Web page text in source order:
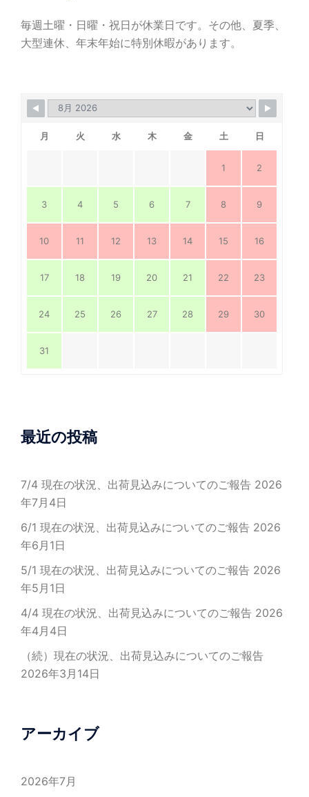
毎週土曜・日曜・祝日が休業日です。その他、夏季、
大型連休、年末年始に特別休暇があります。
月 火 水 木 金 土 日
1 2
3 4 5 6 7 8 9
10 11 12 13 14 15 16
17 18 19 20 21 22 23
24 25 26 27 28 29 30
31
最近の投稿
7/4 現在の状況、出荷見込みについてのご報告 2026
年7月4日
6/1 現在の状況、出荷見込みについてのご報告 2026
年6月1日
5/1 現在の状況、出荷見込みについてのご報告 2026
年5月1日
4/4 現在の状況、出荷見込みについてのご報告 2026
年4月4日
（続）現在の状況、出荷見込みについてのご報告
2026年3月14日
アーカイブ
2026年7月